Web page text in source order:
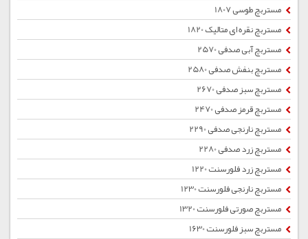
مستربچ طوسی 1807
مستربچ نقره ای متالیک 1820
مستربچ آبی صدفی 2570
مستربچ بنفش صدفی 2580
مستربچ سبز صدفی 2670
مستربچ قرمز صدفی 2470
مستربچ نارنجی صدفی 2290
مستربچ زرد صدفی 2280
مستربچ زرد فلورسنت 1220
مستربچ نارنجی فلورسنت 1230
مستربچ صورتی فلورسنت 1320
مستربچ سبز فلورسنت 1630